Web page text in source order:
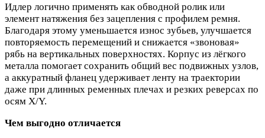
Идлер логично применять как обводной ролик или
элемент натяжения без зацепления с профилем ремня.
Благодаря этому уменьшается износ зубьев, улучшается
повторяемость перемещений и снижается «звоновая»
рябь на вертикальных поверхностях. Корпус из лёгкого
металла помогает сохранить общий вес подвижных узлов,
а аккуратный фланец удерживает ленту на траектории
даже при длинных ременных плечах и резких реверсах по
осям X/Y.
Чем выгодно отличается